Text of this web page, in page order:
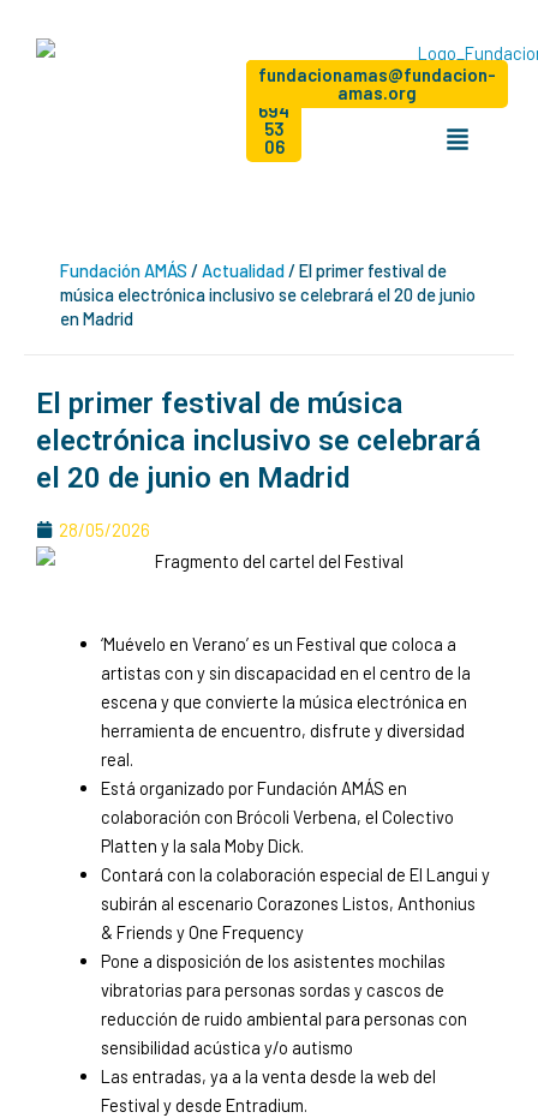
Dona
+34
694
53
06
Hazte
fundacionamas@fundacion-
amas.org
Menú
Fundación AMÁS /Actualidad/El primer festival de
música electrónica inclusivo se celebrará el 20 de junio
en Madrid
El primer festival de música
electrónica inclusivo se celebrará
el 20 de junio en Madrid
28/05/2026
‘Muévelo en Verano’ es un Festival que coloca a
artistas con y sin discapacidad en el centro de la
escena y que convierte la música electrónica en
herramienta de encuentro, disfrute y diversidad
real.
Está organizado por Fundación AMÁS en
colaboración con Brócoli Verbena, el Colectivo
Platten y la sala Moby Dick.
Contará con la colaboración especial de El Langui y
subirán al escenario Corazones Listos, Anthonius
& Friends y One Frequency
Pone a disposición de los asistentes mochilas
vibratorias para personas sordas y cascos de
reducción de ruido ambiental para personas con
sensibilidad acústica y/o autismo
Las entradas, ya a la venta desde la web del
Festival y desde Entradium.